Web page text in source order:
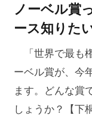
ノーベル賞
ース知りた
「世界で最も
ーベル賞が、今
ます。どんな賞
しょうか？【下